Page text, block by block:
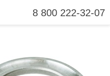
8 800 222-32-07